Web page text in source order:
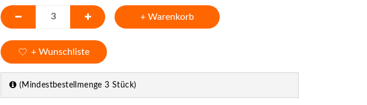
+ Warenkorb
+ Wunschliste
(Mindestbestellmenge 3 Stück)